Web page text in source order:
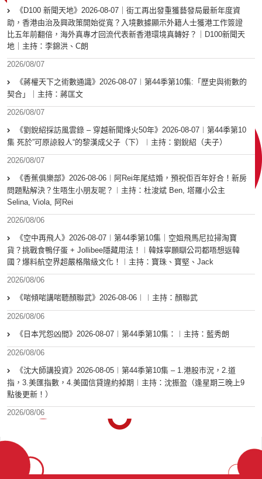
《D100 新聞天地》2026-08-07｜街工再出發重獲藝發局最新年度資
助，香港由治及興政策開始從寬？入境數據顯示外籍人士獲港工作簽證
比五年前翻倍，海外真專才回流代表新香港環境真轉好？｜D100新聞天
地｜主持：李錦洪、C朗
2026/08/07
《蔣權天下之術數通識》2026-08-07︱第44季第10集:「歴史與術數的
契合」｜主持：蔣匡文
2026/08/07
《劉銳紹採訪風雲錄 – 穿越新聞烽火50年》2026-08-07︱第44季第10
集 死於”可原諒殺人“的黎漢成父子（下）︱主持：劉銳紹（夫子）
2026/08/07
《香蕉俱樂部》2026-08-06︱阿Rei年尾結婚，預祝佢百年好合！新房
問題點解決？生唔生小朋友呢？︱主持：杜浚斌 Ben, 塔羅小公主
Selina, Viola, 阿Rei
2026/08/06
《空中再飛人》2026-08-07︱第44季第10集｜空姐飛馬尼拉掃淘寶
貨？挑戰食鴨仔蛋 + Jollibee隱藏用法！︱韓妹寧願瞓公司都唔想返韓
國？爆料航空界超嚴格階級文化！︱主持：寶珠、寶堅、Jack
2026/08/06
《啱傾啱講啱聽顏聯武》2026-08-06︱︱主持：顏聯武
2026/08/06
《日本咒怨凶間》2026-08-07︱第44季第10集：︱主持：藍秀朗
2026/08/06
《沈大師講投資》2026-08-05︱第44季第10集 – 1.港股市況，2.道
指，3.美匯指數，4.美國信貸違約掉期︱主持：沈振盈（逢星期三晚上9
點後更新！）
2026/08/06